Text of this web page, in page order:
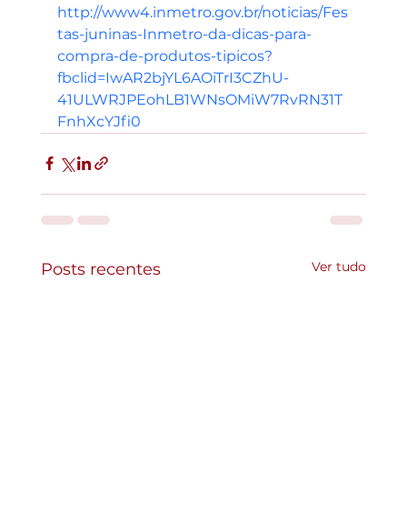
http://www4.inmetro.gov.br/noticias/Fes
tas-juninas-Inmetro-da-dicas-para-
compra-de-produtos-tipicos?
fbclid=IwAR2bjYL6AOiTrI3CZhU-
41ULWRJPEohLB1WNsOMiW7RvRN31T
FnhXcYJfi0
Posts recentes Ver tudo